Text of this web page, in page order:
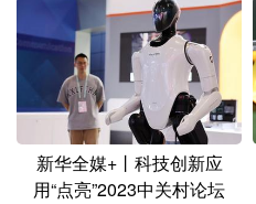
Deutsch Português
样的体验？
新华全媒+丨科技创新应
用“点亮”2023中关村论坛